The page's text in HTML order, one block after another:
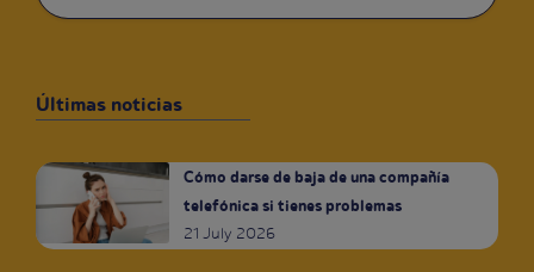
Últimas noticias
Cómo darse de baja de una compañía
telefónica si tienes problemas
21 July 2026